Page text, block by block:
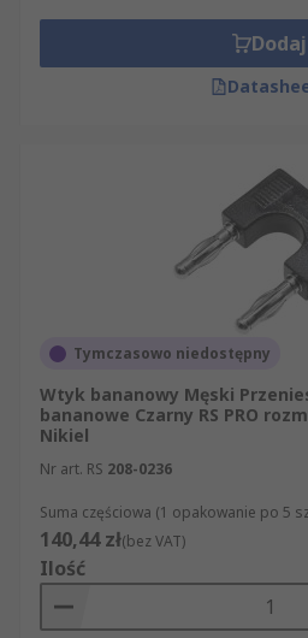
Dodaj
Tymczasowo niedostępny
Wtyk bananowy Męski
bananowe Czarny RS PRO
Nikiel
Nr art. RS 208-0236
Suma częściowa (1 opakowanie po 5
140,44 zł(bez VAT)
Ilość